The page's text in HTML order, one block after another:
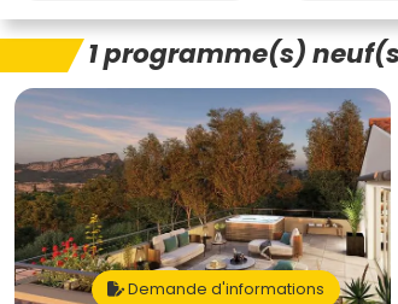
1 programme(s)
Demande d'informations